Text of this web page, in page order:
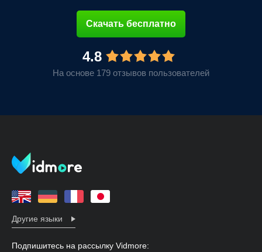
Скачать бесплатно
4.8
На основе 179 отзывов пользователей
Другие языки
Подпишитесь на рассылку Vidmore: